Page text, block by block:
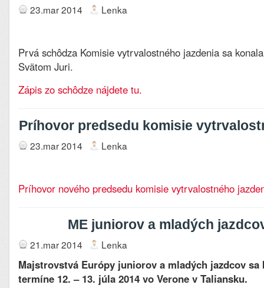
23.mar 2014 Lenka
Prvá schôdza Komisie vytrvalostného jazdenia sa
Svätom Juri.
Zápis zo schôdze nájdete tu.
Príhovor predsedu komisie
23.mar 2014 Lenka
Príhovor nového predsedu komisie vytrvalostného
ME juniorov a mladých
21.mar 2014 Lenka
Majstrovstvá Európy juniorov a mladých jazdcov sa
termíne 12. – 13. júla 2014 vo Verone v Taliansku.